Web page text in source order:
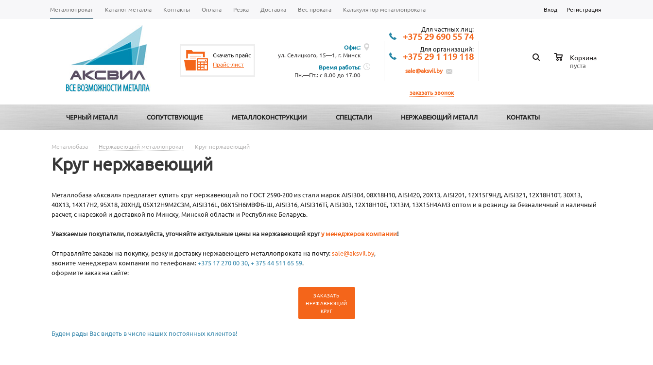
Металлопрокат Каталог металла Контакты Оплата Резка Доставка Вес проката Калькулятор металлопроката Вход Регистрация
Скачать прайс
Прайс-лист
Офис:
ул. Селицкого, 15—1, г. Минск
Время работы:
Пн.—Пт.: с 8.00 до 17.00
Для частных лиц:
+375 29 690 55 74
Для организаций:
+375 29 1 119 118
sale@aksvil.by
заказать звонок
Корзина
пуста
ЧЕРНЫЙ МЕТАЛЛ СОПУТСТВУЮЩИЕ МЕТАЛЛОКОНСТРУКЦИИ СПЕЦСТАЛИ НЕРЖАВЕЮЩИЙ МЕТАЛЛ КОНТАКТЫ
Металлобаза - Нержавеющий металлопрокат - Круг нержавеющий
Круг нержавеющий
Металлобаза «Аксвил» предлагает купить круг нержавеющий по ГОСТ 2590-200 из стали марок AISI304, 08Х18Н10, AISI420, 20Х13, AISI201, 12Х15Г9НД, AISI321, 12Х18Н10Т, 30Х13,
40Х13, 14Х17Н2, 95Х18, 20ХНД, 05Х12Н9М2С3М, AISI316L, 06Х15Н6МВФБ-Ш, AISI316, AISI316Ti, AISI303, 12Х18Н10Е, 1Х13М, 13Х15Н4АМ3 оптом и в розницу за безналичный и наличный
расчет, с нарезкой и доставкой по Минску, Минской области и Республике Беларусь.
Уважаемые покупатели, пожалуйста, уточняйте актуальные цены на нержавеющий кругу менеджеров компании!
Отправляйте заказы на покупку, резку и доставку нержавеющего металлопроката на почту:sale@aksvil.by,
звоните менеджерам компании по телефонам:+375 17 270 00 30, + 375 44 511 65 59.
оформите заказ на сайте:
ЗАКАЗАТЬ
НЕРЖАВЕЮЩИЙ
КРУГ
Будем рады Вас видеть в числе наших постоянных клиентов!